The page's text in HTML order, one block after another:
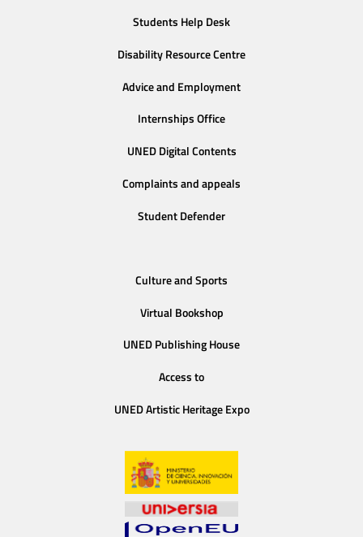
Students Help Desk
Disability Resource Centre
Advice and Employment
Internships Office
UNED Digital Contents
Complaints and appeals
Student Defender
Culture and Sports
Virtual Bookshop
UNED Publishing House
Access to
UNED Artistic Heritage Expo